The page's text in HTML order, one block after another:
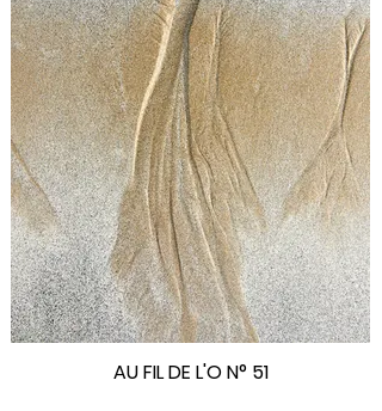
AU FIL DE L'O N° 51